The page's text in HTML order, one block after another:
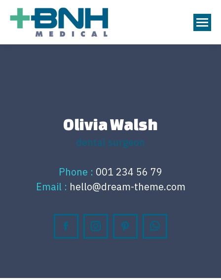
Olivia Walsh
dental surgeon
Phone : 001 234 56 79
Email : hello@dream-theme.com
FacebookInstagramPinterestWhatsapp